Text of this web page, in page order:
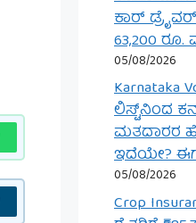
ಕಾರ್
63,200
05/08/2026
Karnataka
ಲಿಸ್ಟ್‌ನಿಂದ
ಮತದಾರರ
ಇದೆಯೇ?
05/08/2026
Crop